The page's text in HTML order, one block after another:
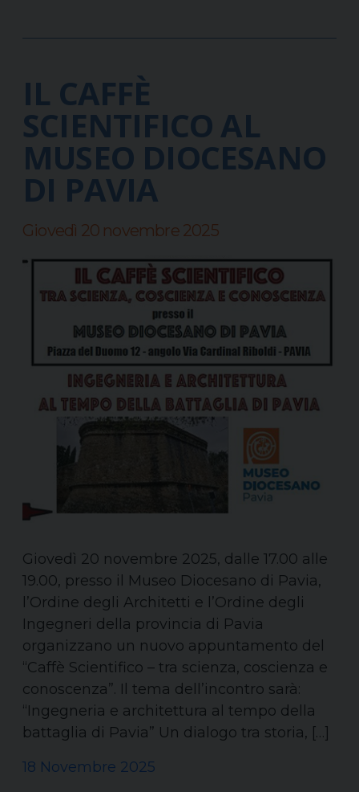
IL CAFFÈ
SCIENTIFICO AL
MUSEO DIOCESANO
DI PAVIA
Giovedì 20 novembre 2025
Giovedì 20 novembre 2025, dalle 17.00 alle
19.00, presso il Museo Diocesano di Pavia,
l’Ordine degli Architetti e l’Ordine degli
Ingegneri della provincia di Pavia
organizzano un nuovo appuntamento del
“Caffè Scientifico – tra scienza, coscienza e
conoscenza”. Il tema dell’incontro sarà:
“Ingegneria e architettura al tempo della
battaglia di Pavia” Un dialogo tra storia, […]
18 Novembre 2025